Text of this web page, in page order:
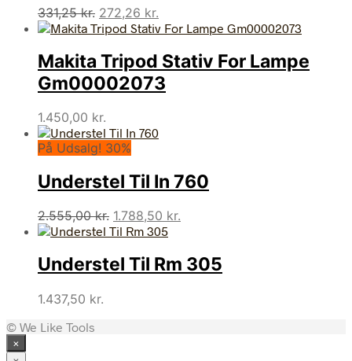
331,25kr. Den
oprindelige
var:
331,25 kr..
272,26 kr.
aktuelle
er:
272,26 kr..
Makita Tripod Stativ For Lampe
Gm00002073
1.450,00 kr.
På Udsalg! 30%
Understel Til In 760
2.555,00kr. Den
oprindelige
var:
2.555,00 kr..
1.788,50 kr.
er:
1.788,50 kr..
Understel Til Rm 305
1.437,50 kr.
© We Like Tools
×